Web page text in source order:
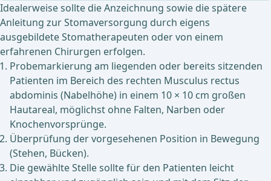
Idealerweise sollte die Anzeichnung sowie die spätere
Anleitung zur Stomaversorgung durch eigens
ausgebildete Stomatherapeuten oder von einem
erfahrenen Chirurgen erfolgen.
Probemarkierung am liegenden oder bereits sitzenden
Patienten im Bereich des rechten Musculus rectus
abdominis (Nabelhöhe) in einem 10 × 10 cm großen
Hautareal, möglichst ohne Falten, Narben oder
Knochenvorsprünge.
Überprüfung der vorgesehenen Position in Bewegung
(Stehen, Bücken).
Die gewählte Stelle sollte für den Patienten leicht